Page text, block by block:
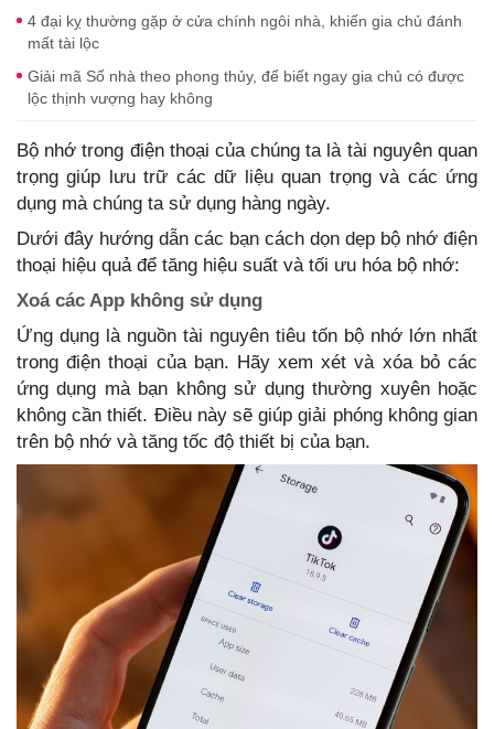
4 đại kỵ thường gặp ở cửa chính ngôi nhà, khiến gia chủ đánh
mất tài lộc
Giải mã Số nhà theo phong thủy, để biết ngay gia chủ có được
lộc thịnh vượng hay không
Bộ nhớ trong điện thoại của chúng ta là tài nguyên quan
trọng giúp lưu trữ các dữ liệu quan trọng và các ứng
dụng mà chúng ta sử dụng hàng ngày.
Dưới đây hướng dẫn các bạn cách dọn dẹp bộ nhớ điện
thoại hiệu quả để tăng hiệu suất và tối ưu hóa bộ nhớ:
Xoá các App không sử dụng
Ứng dụng là nguồn tài nguyên tiêu tốn bộ nhớ lớn nhất
trong điện thoại của bạn. Hãy xem xét và xóa bỏ các
ứng dụng mà bạn không sử dụng thường xuyên hoặc
không cần thiết. Điều này sẽ giúp giải phóng không gian
trên bộ nhớ và tăng tốc độ thiết bị của bạn.